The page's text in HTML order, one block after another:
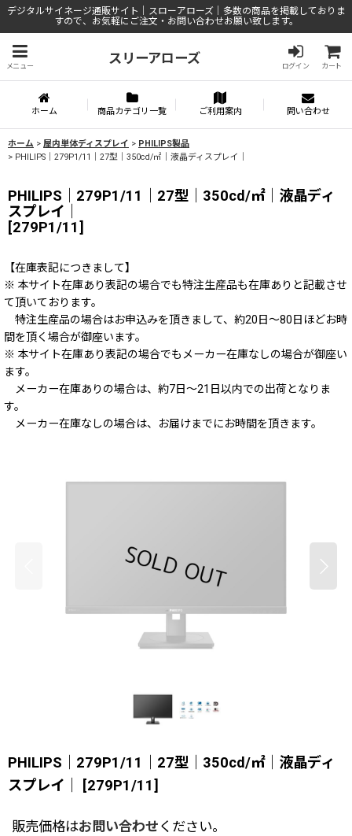
デジタルサイネージ通販サイト｜スローアローズ｜多数の商品を掲載しておりま
すので、お気軽にご注文・お問い合わせお願い致します。
メニュー
スリーアローズ
ログイン カート
ホーム 商品カテゴリ一覧 ご利用案内 問い合わせ
ホーム > 屋内単体ディスプレイ > PHILIPS製品
> PHILIPS｜279P1/11｜27型｜350cd/㎡｜液晶ディスプレイ｜
PHILIPS｜279P1/11｜27型｜350cd/㎡｜液晶ディ
スプレイ｜
[279P1/11]
【在庫表記につきまして】
※ 本サイト在庫あり表記の場合でも特注生産品も在庫ありと記載させ
て頂いております。
特注生産品の場合はお申込みを頂きまして、約20日～80日ほどお時
間を頂く場合が御座います。
※ 本サイト在庫あり表記の場合でもメーカー在庫なしの場合が御座い
ます。
メーカー在庫ありの場合は、約7日～21日以内での出荷となりま
す。
メーカー在庫なしの場合は、お届けまでにお時間を頂きます。
PHILIPS｜279P1/11｜27型｜350cd/㎡｜液晶ディ
スプレイ｜
[279P1/11]
販売価格はお問い合わせ ください。